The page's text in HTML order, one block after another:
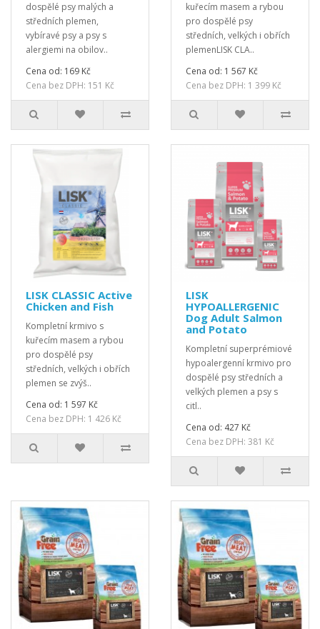
dospělé psy malých a
středních plemen,
vybíravé psy a psy s
alergiemi na obilov..
Cena od: 169 Kč
Cena bez DPH: 151 Kč
kuřecím masem a rybou
pro dospělé psy
středních, velkých i obřích
plemenLISK CLA..
Cena od: 1 567 Kč
Cena bez DPH: 1 399 Kč
LISK CLASSIC Active
Chicken and Fish
Kompletní krmivo s
kuřecím masem a rybou
pro dospělé psy
středních, velkých i obřích
plemen se zvýš..
Cena od: 1 597 Kč
Cena bez DPH: 1 426 Kč
LISK
HYPOALLERGENIC
Dog Adult Salmon
and Potato
Kompletní superprémiové
hypoalergenní krmivo pro
dospělé psy středních a
velkých plemen a psy s
citl..
Cena od: 427 Kč
Cena bez DPH: 381 Kč